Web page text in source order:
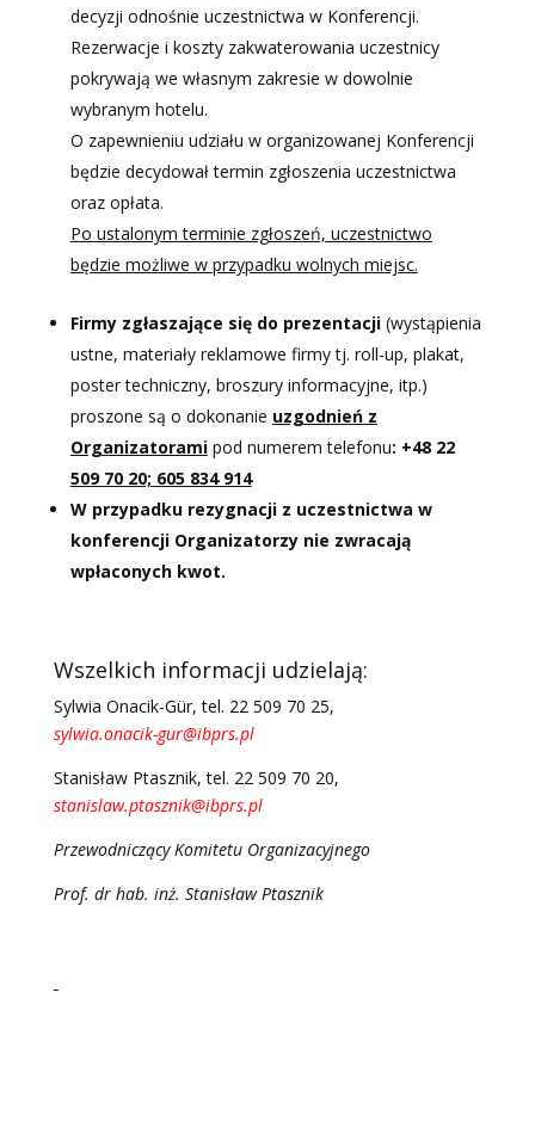
decyzji odnośnie uczestnictwa w Konferencji.
Rezerwacje i koszty zakwaterowania uczestnicy
pokrywają we własnym zakresie w dowolnie
wybranym hotelu.
O zapewnieniu udziału w organizowanej Konferencji
będzie decydował termin zgłoszenia uczestnictwa
oraz opłata.
Po ustalonym terminie zgłoszeń, uczestnictwo
będzie możliwe w przypadku wolnych miejsc.
Firmy zgłaszające się do prezentacji(wystąpienia
ustne, materiały reklamowe firmy tj. roll-up, plakat,
poster techniczny, broszury informacyjne, itp.)
proszone są o dokonanie uzgodnień z
Organizatoramipod numerem telefonu: +48 22
509 70 20; 605 834 914
W przypadku rezygnacji z uczestnictwa w
konferencji Organizatorzy nie zwracają
wpłaconych kwot.
Wszelkich informacji udzielają:
Sylwia Onacik-Gür, tel. 22 509 70 25,
sylwia.onacik-gur@ibprs.pl
Stanisław Ptasznik, tel. 22 509 70 20,
stanislaw.ptasznik@ibprs.pl
Przewodniczący Komitetu Organizacyjnego
Prof. dr hab. inż. Stanisław Ptasznik